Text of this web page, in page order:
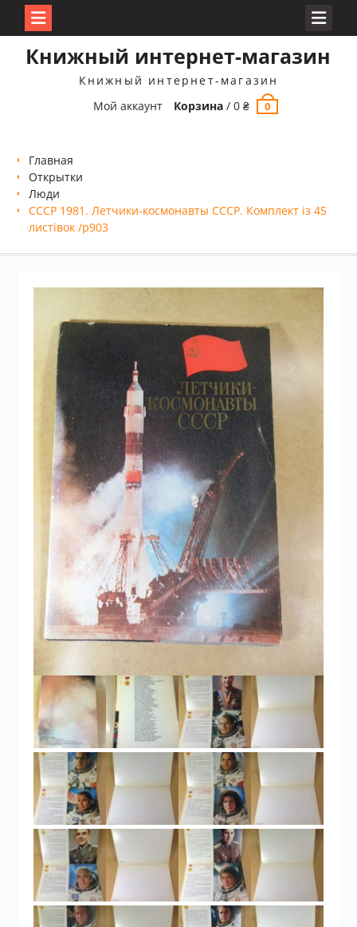
Книжный интернет-магазин
Книжный интернет-магазин
Мой аккаунт
Корзина /0₴ 0
Главная
Открытки
Люди
СССР 1981. Летчики-космонавты СССР. Комплект із 45
листівок /р903